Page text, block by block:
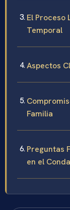
El Proceso
Temporal
Aspectos
Familia
Preguntas
en el